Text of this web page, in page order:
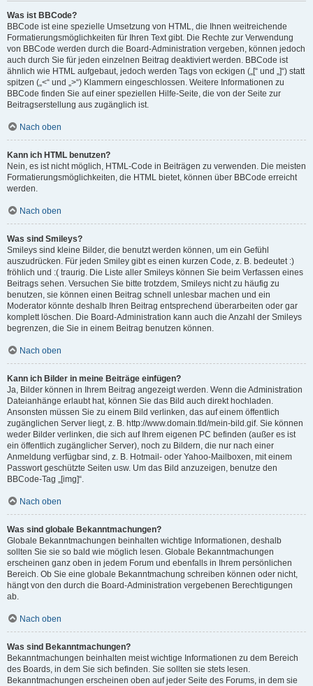
Was ist BBCode?
BBCode ist eine spezielle Umsetzung von HTML, die Ihnen weitreichende
Formatierungsmöglichkeiten für Ihren Text gibt. Die Rechte zur Verwendung
von BBCode werden durch die Board-Administration vergeben, können jedoch
auch durch Sie für jeden einzelnen Beitrag deaktiviert werden. BBCode ist
ähnlich wie HTML aufgebaut, jedoch werden Tags von eckigen („[“ und „]“) statt
spitzen („<“ und „>“) Klammern eingeschlossen. Weitere Informationen zu
BBCode finden Sie auf einer speziellen Hilfe-Seite, die von der Seite zur
Beitragserstellung aus zugänglich ist.
Nach oben
Kann ich HTML benutzen?
Nein, es ist nicht möglich, HTML-Code in Beiträgen zu verwenden. Die meisten
Formatierungsmöglichkeiten, die HTML bietet, können über BBCode erreicht
werden.
Nach oben
Was sind Smileys?
Smileys sind kleine Bilder, die benutzt werden können, um ein Gefühl
auszudrücken. Für jeden Smiley gibt es einen kurzen Code, z. B. bedeutet :)
fröhlich und :( traurig. Die Liste aller Smileys können Sie beim Verfassen eines
Beitrags sehen. Versuchen Sie bitte trotzdem, Smileys nicht zu häufig zu
benutzen, sie können einen Beitrag schnell unlesbar machen und ein
Moderator könnte deshalb Ihren Beitrag entsprechend überarbeiten oder gar
komplett löschen. Die Board-Administration kann auch die Anzahl der Smileys
begrenzen, die Sie in einem Beitrag benutzen können.
Nach oben
Kann ich Bilder in meine Beiträge einfügen?
Ja, Bilder können in Ihrem Beitrag angezeigt werden. Wenn die Administration
Dateianhänge erlaubt hat, können Sie das Bild auch direkt hochladen.
Ansonsten müssen Sie zu einem Bild verlinken, das auf einem öffentlich
zugänglichen Server liegt, z. B. http://www.domain.tld/mein-bild.gif. Sie können
weder Bilder verlinken, die sich auf Ihrem eigenen PC befinden (außer es ist
ein öffentlich zugänglicher Server), noch zu Bildern, die nur nach einer
Anmeldung verfügbar sind, z. B. Hotmail- oder Yahoo-Mailboxen, mit einem
Passwort geschützte Seiten usw. Um das Bild anzuzeigen, benutze den
BBCode-Tag „[img]“.
Nach oben
Was sind globale Bekanntmachungen?
Globale Bekanntmachungen beinhalten wichtige Informationen, deshalb
sollten Sie sie so bald wie möglich lesen. Globale Bekanntmachungen
erscheinen ganz oben in jedem Forum und ebenfalls in Ihrem persönlichen
Bereich. Ob Sie eine globale Bekanntmachung schreiben können oder nicht,
hängt von den durch die Board-Administration vergebenen Berechtigungen
ab.
Nach oben
Was sind Bekanntmachungen?
Bekanntmachungen beinhalten meist wichtige Informationen zu dem Bereich
des Boards, in dem Sie sich befinden. Sie sollten sie stets lesen.
Bekanntmachungen erscheinen oben auf jeder Seite des Forums, in dem sie